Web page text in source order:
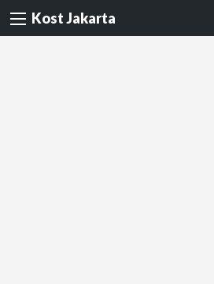
Kost Jakarta